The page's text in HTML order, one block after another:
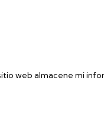
web almacene mi